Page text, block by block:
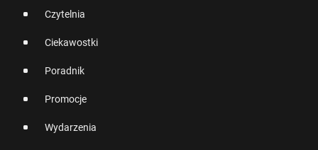
Czytelnia
Ciekawostki
Poradnik
Promocje
Wydarzenia